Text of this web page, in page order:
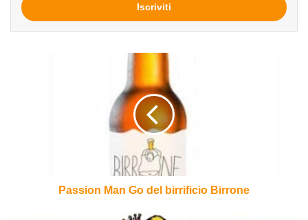
mail
Passion Man Go del birrificio Birrone